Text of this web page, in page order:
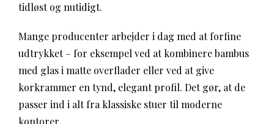
tidløst og nutidigt.
Mange producenter arbejder i dag med at forfine
udtrykket – for eksempel ved at kombinere bambus
med glas i matte overflader eller ved at give
korkrammer en tynd, elegant profil. Det gør, at de
passer ind i alt fra klassiske stuer til moderne
kontorer.